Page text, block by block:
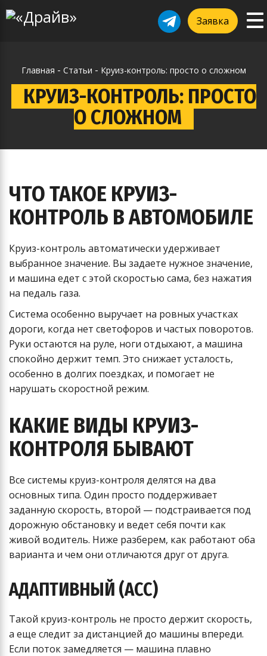
Заявка
Главная - Статьи - Круиз-контроль: просто о сложном
КРУИЗ-КОНТРОЛЬ: ПРОСТО
О СЛОЖНОМ
ЧТО ТАКОЕ КРУИЗ-
КОНТРОЛЬ В АВТОМОБИЛЕ
Круиз-контроль автоматически удерживает
выбранное значение. Вы задаете нужное значение,
и машина едет с этой скоростью сама, без нажатия
на педаль газа.
Система особенно выручает на ровных участках
дороги, когда нет светофоров и частых поворотов.
Руки остаются на руле, ноги отдыхают, а машина
спокойно держит темп. Это снижает усталость,
особенно в долгих поездках, и помогает не
нарушать скоростной режим.
КАКИЕ ВИДЫ КРУИЗ-
КОНТРОЛЯ БЫВАЮТ
Все системы круиз-контроля делятся на два
основных типа. Один просто поддерживает
заданную скорость, второй — подстраивается под
дорожную обстановку и ведет себя почти как
живой водитель. Ниже разберем, как работают оба
варианта и чем они отличаются друг от друга.
АДАПТИВНЫЙ (ACC)
Такой круиз-контроль не просто держит скорость,
а еще следит за дистанцией до машины впереди.
Если поток замедляется — машина плавно